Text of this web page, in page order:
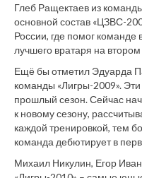
Глеб Ращектаев из
основной состав «ЦЗВС-
России, где помог команде
лучшего вратаря на
Ещё бы отметил Эдуарда
команды «Лигры-2009».
прошлый сезон. Сейчас
к новому сезону,
каждой тренировкой, тем
команда дебютирует в
Михаил Никулин, Егор